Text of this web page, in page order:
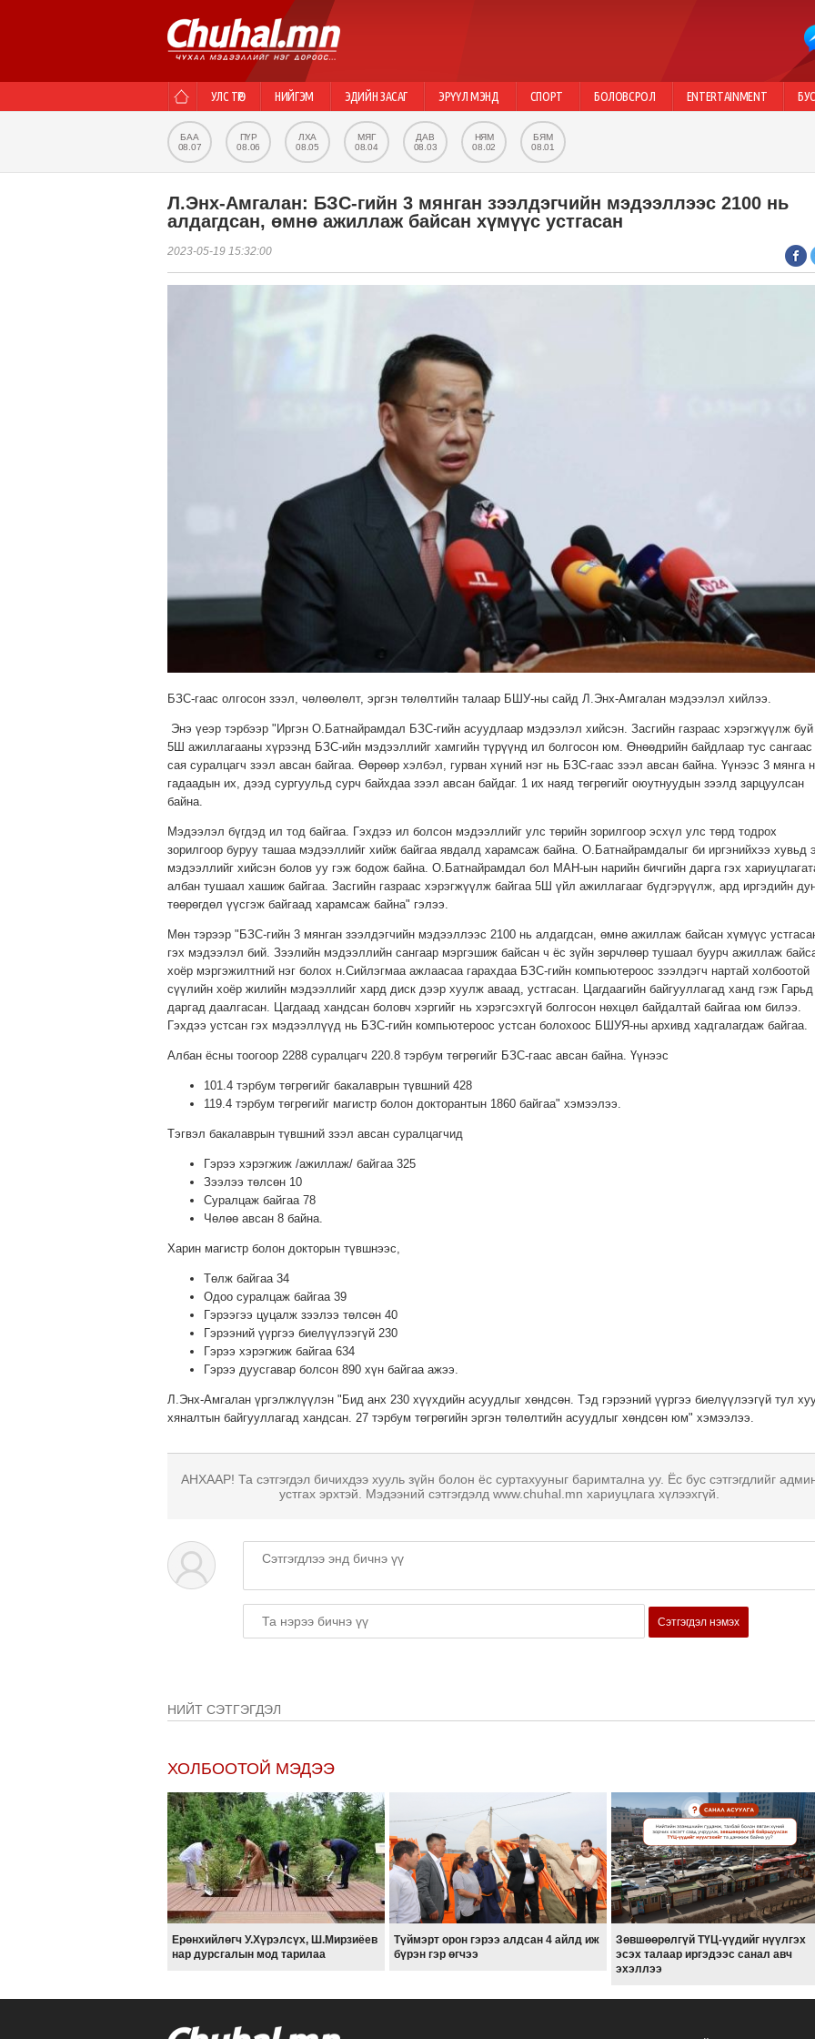
УЛС ТӨР НИЙГЭМ ЭДИЙН ЗАСАГ ЭРҮҮЛ МЭНД СПОРТ БОЛОВСРОЛ ENTERTAINMENT
БАА
08.07
ПҮР
08.06
ЛХА
08.05
МЯГ
08.04
ДАВ
08.03
НЯМ
08.02
БЯМ
08.01
Л.Энх-Амгалан: БЗС-гийн 3 мянган зээлдэгчийн мэдээллээс 2100 нь
алдагдсан, өмнө ажиллаж байсан хүмүүс устгасан
2023-05-19 15:32:00
БЗС-гаас олгосон зээл, чөлөөлөлт, эргэн төлөлтийн талаар БШУ-ны сайд Л.Энх-Амгалан мэдээлэл хийлээ.
Энэ үеэр тэрбээр "Иргэн О.Батнайрамдал БЗС-гийн асуудлаар мэдээлэл хийсэн. Засгийн газраас хэрэгжүүлж буй
5Ш ажиллагааны хүрээнд БЗС-ийн мэдээллийг хамгийн түрүүнд ил болгосон юм. Өнөөдрийн байдлаар тус сангаас
сая суралцагч зээл авсан байгаа. Өөрөөр хэлбэл, гурван хүний нэг нь БЗС-гаас зээл авсан байна. Үүнээс 3 мянга
гадаадын их, дээд сургуульд сурч байхдаа зээл авсан байдаг. 1 их наяд төгрөгийг оюутнуудын зээлд зарцуулсан
байна.
Мэдээлэл бүгдэд ил тод байгаа. Гэхдээ ил болсон мэдээллийг улс төрийн зорилгоор эсхүл улс төрд тодрох
зорилгоор буруу ташаа мэдээллийг хийж байгаа явдалд харамсаж байна. О.Батнайрамдалыг би иргэнийхээ хувьд
мэдээллийг хийсэн болов уу гэж бодож байна. О.Батнайрамдал бол МАН-ын нарийн бичгийн дарга гэх
албан тушаал хашиж байгаа. Засгийн газраас хэрэгжүүлж байгаа 5Ш үйл ажиллагааг бүдгэрүүлж, ард иргэдийн
төөрөгдөл үүсгэж байгаад харамсаж байна" гэлээ.
Мөн тэрээр "БЗС-гийн 3 мянган зээлдэгчийн мэдээллээс 2100 нь алдагдсан, өмнө ажиллаж байсан хүмүүс
гэх мэдээлэл бий. Зээлийн мэдээллийн сангаар мэргэшиж байсан ч ёс зүйн зөрчлөөр тушаал буурч ажиллаж
хоёр мэргэжилтний нэг болох н.Сийлэгмаа ажлаасаа гарахдаа БЗС-гийн компьютероос зээлдэгч нартай холбоотой
сүүлийн хоёр жилийн мэдээллийг хард диск дээр хуулж аваад, устгасан. Цагдаагийн байгууллагад ханд гэж Гарьд
даргад даалгасан. Цагдаад хандсан боловч хэргийг нь хэрэгсэхгүй болгосон нөхцөл байдалтай байгаа юм билээ.
Гэхдээ устсан гэх мэдээллүүд нь БЗС-гийн компьютероос устсан болохоос БШУЯ-ны архивд хадгалагдаж байгаа.
Албан ёсны тоогоор 2288 суралцагч 220.8 тэрбум төгрөгийг БЗС-гаас авсан байна. Үүнээс
101.4 тэрбум төгрөгийг бакалаврын түвшний 428
119.4 тэрбум төгрөгийг магистр болон докторантын 1860 байгаа" хэмээлээ.
Тэгвэл бакалаврын түвшний зээл авсан суралцагчид
Гэрээ хэрэгжиж /ажиллаж/ байгаа 325
Зээлээ төлсөн 10
Суралцаж байгаа 78
Чөлөө авсан 8 байна.
Харин магистр болон докторын түвшнээс,
Төлж байгаа 34
Одоо суралцаж байгаа 39
Гэрээгээ цуцалж зээлээ төлсөн 40
Гэрээний үүргээ биелүүлээгүй 230
Гэрээ хэрэгжиж байгаа 634
Гэрээ дуусгавар болсон 890 хүн байгаа ажээ.
Л.Энх-Амгалан үргэлжлүүлэн "Бид анх 230 хүүхдийн асуудлыг хөндсөн. Тэд гэрээний үүргээ биелүүлээгүй тул
хяналтын байгууллагад хандсан. 27 тэрбум төгрөгийн эргэн төлөлтийн асуудлыг хөндсөн юм" хэмээлээ.
АНХААР! Та сэтгэгдэл бичихдээ хууль зүйн болон ёс суртахууныг баримтална уу. Ёс бус сэтгэгдлийг
устгах эрхтэй. Мэдээний сэтгэгдэлд www.chuhal.mn хариуцлага хүлээхгүй.
Сэтгэгдэл нэмэх
НИЙТ СЭТГЭГДЭЛ
ХОЛБООТОЙ МЭДЭЭ
Ерөнхийлөгч У.Хүрэлсүх, Ш.Мирзиёев
нар дурсгалын мод тарилаа
Түймэрт орон гэрээ алдсан 4 айлд иж
бүрэн гэр өгчээ
Зөвшөөрөлгүй ТҮЦ-үүдийг нүүлгэх
эсэх талаар иргэдээс санал авч
эхэллээ